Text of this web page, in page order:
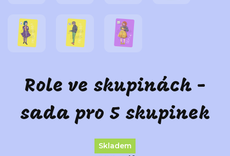
Role ve skupinách -
sada pro 5 skupinek
Skladem